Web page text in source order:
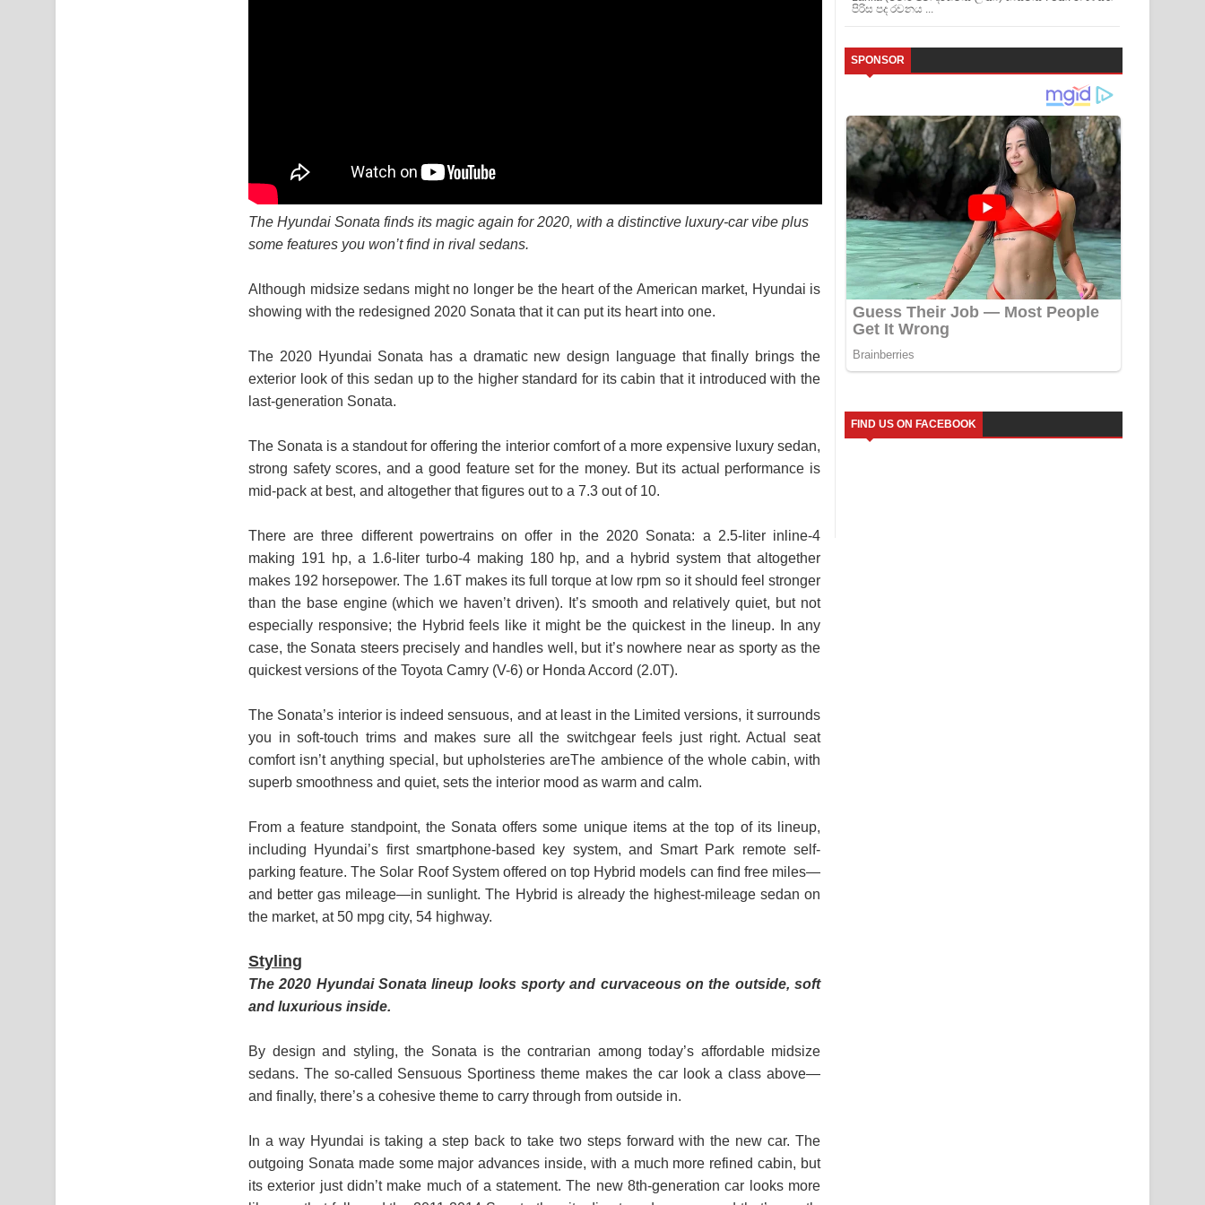
The Hyundai Sonata finds its magic again for 2020, with a distinctive luxury-car vibe plus
some features you won’t find in rival sedans.
Although midsize sedans might no longer be the heart of the American market, Hyundai is
showing with the redesigned 2020 Sonata that it can put its heart into one.
The 2020 Hyundai Sonata has a dramatic new design language that finally brings the
exterior look of this sedan up to the higher standard for its cabin that it introduced with the
last-generation Sonata.
The Sonata is a standout for offering the interior comfort of a more expensive luxury sedan,
strong safety scores, and a good feature set for the money. But its actual performance is
mid-pack at best, and altogether that figures out to a 7.3 out of 10.
There are three different powertrains on offer in the 2020 Sonata: a 2.5-liter inline-4
making 191 hp, a 1.6-liter turbo-4 making 180 hp, and a hybrid system that altogether
makes 192 horsepower. The 1.6T makes its full torque at low rpm so it should feel stronger
than the base engine (which we haven’t driven). It’s smooth and relatively quiet, but not
especially responsive; the Hybrid feels like it might be the quickest in the lineup. In any
case, the Sonata steers precisely and handles well, but it’s nowhere near as sporty as the
quickest versions of the Toyota Camry (V-6) or Honda Accord (2.0T).
The Sonata’s interior is indeed sensuous, and at least in the Limited versions, it surrounds
you in soft-touch trims and makes sure all the switchgear feels just right. Actual seat
comfort isn’t anything special, but upholsteries areThe ambience of the whole cabin, with
superb smoothness and quiet, sets the interior mood as warm and calm.
From a feature standpoint, the Sonata offers some unique items at the top of its lineup,
including Hyundai’s first smartphone-based key system, and Smart Park remote self-
parking feature. The Solar Roof System offered on top Hybrid models can find free miles—
and better gas mileage—in sunlight. The Hybrid is already the highest-mileage sedan on
the market, at 50 mpg city, 54 highway.
Styling
The 2020 Hyundai Sonata lineup looks sporty and curvaceous on the outside, soft
and luxurious inside.
By design and styling, the Sonata is the contrarian among today’s affordable midsize
sedans. The so-called Sensuous Sportiness theme makes the car look a class above—
and finally, there’s a cohesive theme to carry through from outside in.
In a way Hyundai is taking a step back to take two steps forward with the new car. The
outgoing Sonata made some major advances inside, with a much more refined cabin, but
its exterior just didn’t make much of a statement. The new 8th-generation car looks more
පිරිස පද රචනය ...
SPONSOR
FIND US ON FACEBOOK